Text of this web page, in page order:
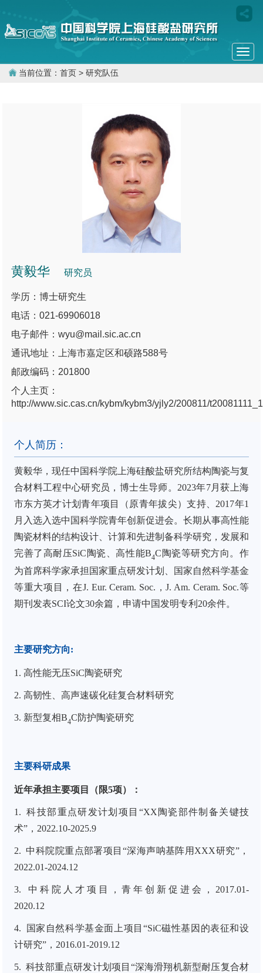
当前位置： 首页 > 研究队伍
黄毅华 研究员
学历：博士研究生
电话：021-69906018
电子邮件：wyu@mail.sic.ac.cn
通讯地址：上海市嘉定区和硕路588号
邮政编码：201800
个人主页：
http://www.sic.cas.cn/kybm/kybm3/yjly2/200811/
个人简历：
黄毅华 ，现任中国科学院上海硅酸盐研究所结构陶瓷与复
合材料工程中心研究员，博士生导师。 2023年7月获 上海
市东方英才计划青年项目（原青年拔尖）支持、 2017年1
月入选入选中国科学院青年创新促进会。长期从事高性能
陶瓷材料的结构设计、计算和先进制备科学研究，发展和
完善了高耐压SiC 陶瓷、高性能B4C 陶瓷等研究方向。作
为首席科学家承担国家重点研发计划、国家自然科学基金
等重大项目，在J. Eur. Ceram. Soc. ，J. Am. Ceram. Soc.等
期刊发表SCI论文30余篇，申请中国发明专利 20余件。
主要研究方向:
1. 高性能无压SiC陶瓷研究
2. 高韧性、高声速碳化硅复合材料研究
3. 新型复相B4C防护陶瓷研究
主要科研成果
近年承担主要项目（限5项）：
1. 科技部重点研发计划项目“XX陶瓷部件制备关键技
术”，2022.10-2025.9
2. 中科院院重点部署项目“深海声呐基阵用XXX研究”，
2022.01-2024.12
3.
中科院人才项目，青年创新促进会，2017.01-
2020.12
4.
国家自然科学基金面上项目“SiC磁性基因的表征和设
计研究”，2016.01-2019.12
5. 科技部重点研发计划项目“深海滑翔机新型耐压复合材